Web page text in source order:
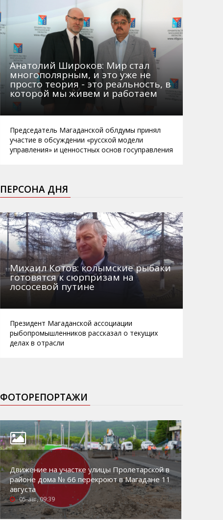
Анатолий Широков: Мир стал
многополярным, и это уже не
просто теория - это реальность, в
которой мы живем и работаем
Председатель Магаданской облдумы принял
участие в обсуждении «русской модели
управления» и ценностных основ госуправления
ПЕРСОНА ДНЯ
Михаил Котов: колымские рыбаки
готовятся к сюрпризам на
лососевой путине
Президент Магаданской ассоциации
рыбопромышленников рассказал о текущих
делах в отрасли
ФОТОРЕПОРТАЖИ
Движение на участке улицы Пролетарской в
районе дома № 66 перекроют в Магадане 11
августа
05-авг, 09:39